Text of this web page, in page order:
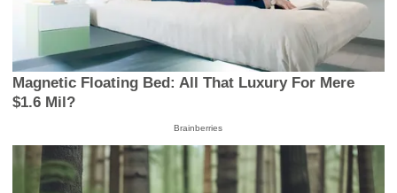
Magnetic Floating Bed: All That Luxury For Mere
$1.6 Mil?
Brainberries